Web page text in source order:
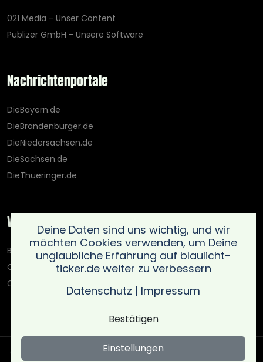
021 Media - Unser Content
Publizer GmbH - Unsere Software
Nachrichtenportale
DieBayern.de
DieBrandenburger.de
DieNiedersachsen.de
DieSachsen.de
DieThueringer.de
Weitere Portale
Blaulicht-Ticker.de
Oberlausitz.holiday
OnlinedatingKompass.de
Copyright © Blaulicht Ticker 2026 .Ein Service der 021 Media
Deine Daten sind uns wichtig, und wir
möchten Cookies verwenden, um Deine
unglaubliche Erfahrung auf blaulicht-
ticker.de weiter zu verbessern
Datenschutz | Impressum
Bestätigen
Einstellungen